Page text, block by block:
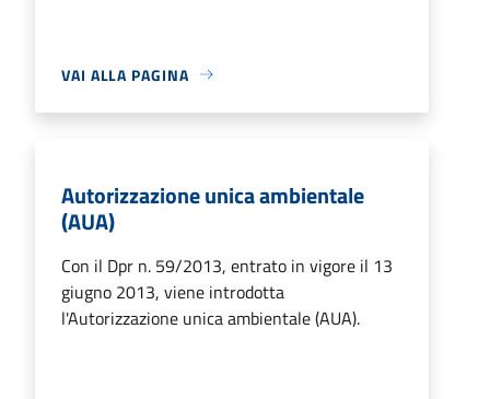
VAI ALLA PAGINA
Autorizzazione unica ambientale
(AUA)
Con il Dpr n. 59/2013, entrato in vigore il 13
giugno 2013, viene introdotta
l'Autorizzazione unica ambientale (AUA).